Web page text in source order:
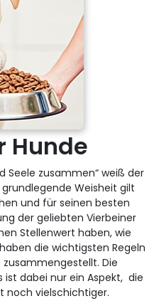
Hunde
Seele zusammen“ weiß der
Weisheit gilt
und für seinen besten
der geliebten Vierbeiner
Stellenwert haben, wie
die wichtigsten Regeln
Die
dabei nur ein Aspekt, die
noch vielschichtiger.